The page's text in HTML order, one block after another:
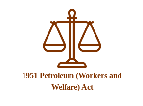
1951 Petroleum (Workers and
Welfare) Act